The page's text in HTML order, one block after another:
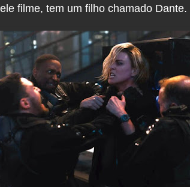
filme, tem um filho chamado Dante.